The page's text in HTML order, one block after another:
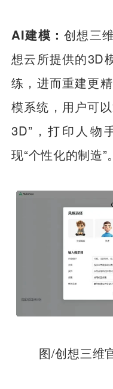
AI建模： 创想三
想云所提供的3D
练，进而重建更
模系统，用户可
3D”，打印人物
现“个性化的制造”。
图/创想三维